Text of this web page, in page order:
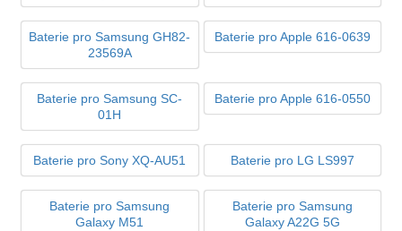
Baterie pro Samsung GH82-
23569A
Baterie pro Apple 616-0639
Baterie pro Samsung SC-
01H
Baterie pro Apple 616-0550
Baterie pro Sony XQ-AU51 Baterie pro LG LS997
Baterie pro Samsung
Galaxy M51
Baterie pro Samsung
Galaxy A22G 5G